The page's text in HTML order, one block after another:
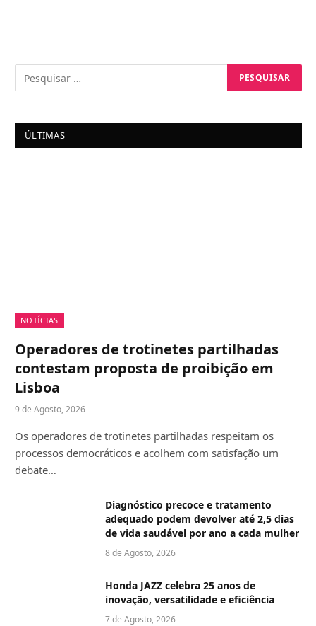
ÚLTIMAS
NOTÍCIAS
Operadores de trotinetes partilhadas
contestam proposta de proibição em
Lisboa
9 de Agosto, 2026
Os operadores de trotinetes partilhadas respeitam os
processos democráticos e acolhem com satisfação um
debate…
Diagnóstico precoce e tratamento
adequado podem devolver até 2,5 dias
de vida saudável por ano a cada mulher
8 de Agosto, 2026
Honda JAZZ celebra 25 anos de
inovação, versatilidade e eficiência
7 de Agosto, 2026